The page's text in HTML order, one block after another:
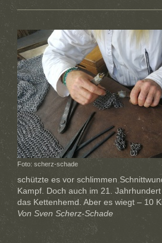
Foto: scherz-schade
schützte es vor schlimmen
Kampf. Doch auch im 21.
das Kettenhemd. Aber es wiegt – 10
Von Sven Scherz-Schade